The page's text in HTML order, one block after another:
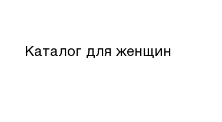
Каталог для женщин